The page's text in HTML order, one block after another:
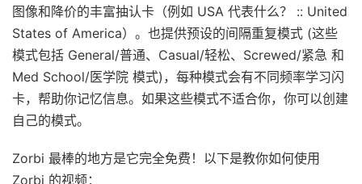
图像和降价的丰富抽认卡（例如 USA 代表什么？ :: United
States of America）。也提供预设的间隔重复模式 (这些
模式包括 General/普通、Casual/轻松、Screwed/紧急 和
Med School/医学院 模式)，每种模式会有不同频率学习闪
卡，帮助你记忆信息。如果这些模式不适合你，你可以创建
自己的模式。
Zorbi 最棒的地方是它完全免费！以下是教你如何使用
Zorbi 的视频：